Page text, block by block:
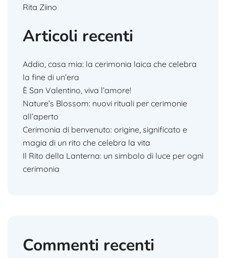
Rita Ziino
Articoli recenti
Addio, casa mia: la cerimonia laica che celebra
la fine di un’era
È San Valentino, viva l’amore!
Nature’s Blossom: nuovi rituali per cerimonie
all’aperto
Cerimonia di benvenuto: origine, significato e
magia di un rito che celebra la vita
Il Rito della Lanterna: un simbolo di luce per ogni
cerimonia
Commenti recenti